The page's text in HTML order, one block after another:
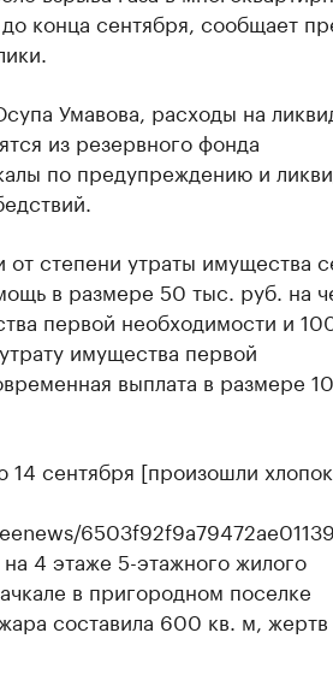
конца сентября, сообщает
Умавова, расходы на
из резервного фонда
по предупреждению и
от степени утраты имущества
в размере 50 тыс. руб. на
первой необходимости и
имущества первой
выплата в размере
сентября [произошли
4 этаже 5-этажного жилого
в пригородном поселке
составила 600 кв. м, жертв